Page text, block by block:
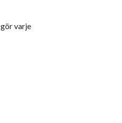
varje